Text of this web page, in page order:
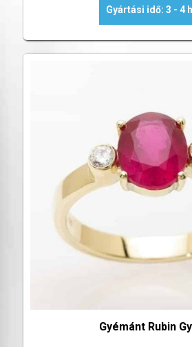
Gyártási idő: 3 - 4
Gyémánt Rubin